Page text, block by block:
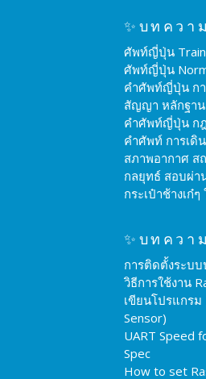
✨บทควา
ศัพท์ญี่ปุ่น
ศัพท์ญี่ปุ่น
คำศัพท์ญี่ปุ่น กา
สัญญา หลักฐาน
คำศัพท์ญี่ปุ่น ก
คำศัพท์ การเดิ
สภาพอากาศ ส
กลยุทธ์ สอบผ่า
กระเป๋าช้างเก๋
✨บทควา
การติดตั้งระบ
วิธีการใช้งาน
เขียนโปรแกร
Sensor)
UART Speed
Spec
How to set